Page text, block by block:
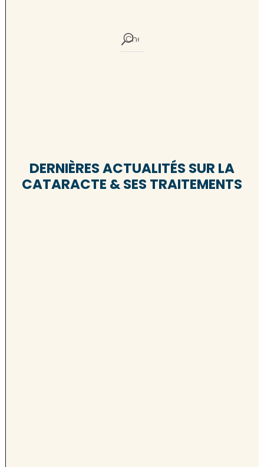
DERNIÈRES ACTUALITÉS SUR LA
CATARACTE & SES TRAITEMENTS